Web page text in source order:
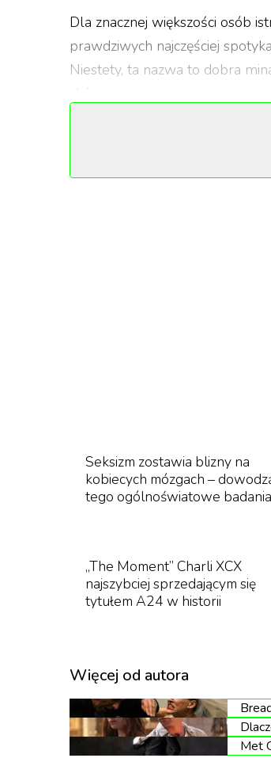
Dla znacznej większości osób
prawdziwych najczęściej
Niestety, ta nazwa to dobra
skóry.
Na jakiej podstawie
Skóra składa się z czterech
Seksizm zostawia blizny na
kobiecych mózgach –
tego ogólnoświatowe badania
„The Moment” Charli XCX
najszybciej sprzedającym się
tytułem A24 w historii
Więcej od autora
Met